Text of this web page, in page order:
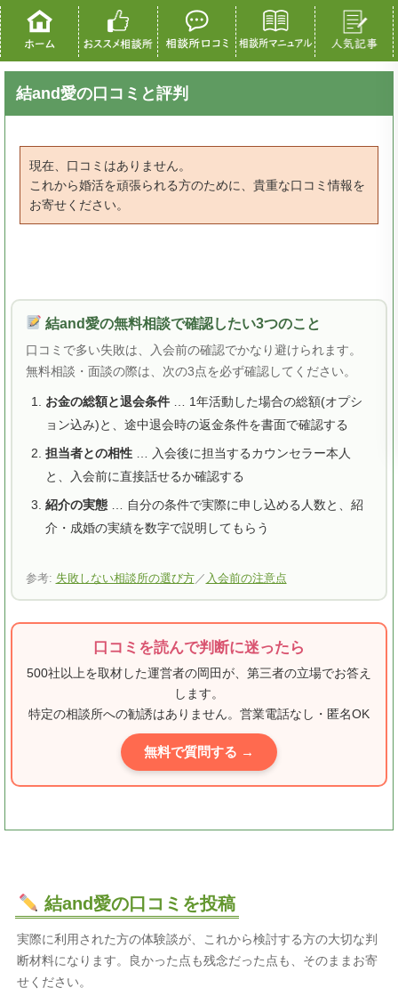
結and愛の口コミと評判
現在、口コミはありません。
これから婚活を頑張られる方のために、貴重な口コミ情報を
お寄せください。
結and愛の無料相談で確認したい3つのこと
口コミで多い失敗は、入会前の確認でかなり避けられます。
無料相談・面談の際は、次の3点を必ず確認してください。
お金の総額と退会条件… 1年活動した場合の総額(オプシ
ョン込み)と、途中退会時の返金条件を書面で確認する
担当者との相性… 入会後に担当するカウンセラー本人
と、入会前に直接話せるか確認する
紹介の実態… 自分の条件で実際に申し込める人数と、紹
介・成婚の実績を数字で説明してもらう
参考: 失敗しない相談所の選び方／ 入会前の注意点
口コミを読んで判断に迷ったら
500社以上を取材した運営者の岡田が、第三者の立場でお答え
します。
特定の相談所への勧誘はありません。営業電話なし・匿名OK
無料で質問する →
結and愛の口コミを投稿
実際に利用された方の体験談が、これから検討する方の大切な判
断材料になります。良かった点も残念だった点も、そのままお寄
せください。